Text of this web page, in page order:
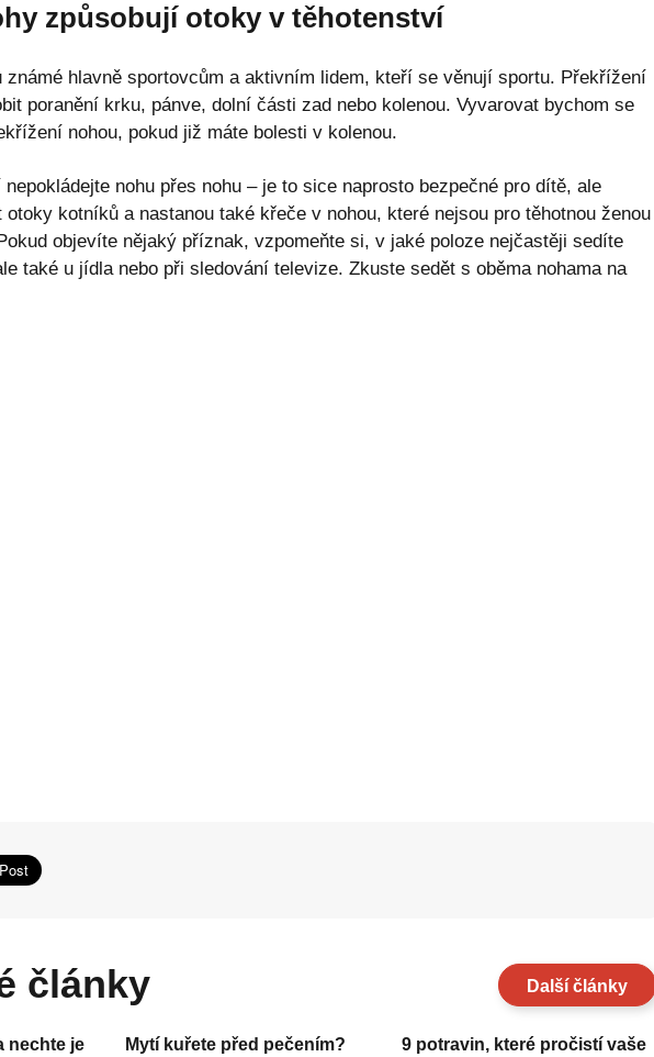
způsobují otoky v těhotenství
známé hlavně sportovcům a aktivním lidem, kteří se věnují sportu. Překřížení
poranění krku, pánve, dolní části zad nebo kolenou. Vyvarovat bychom se
nohou, pokud již máte bolesti v kolenou.
nepokládejte nohu přes nohu – je to sice naprosto bezpečné pro dítě, ale
otoky kotníků a nastanou také křeče v nohou, které nejsou pro těhotnou ženou
objevíte nějaký příznak, vzpomeňte si, v jaké poloze nejčastěji sedíte
také u jídla nebo při sledování televize. Zkuste sedět s oběma nohama na
články Další články
nechte je
Mytí kuřete před pečením?
9 potravin, které pročistí vaše